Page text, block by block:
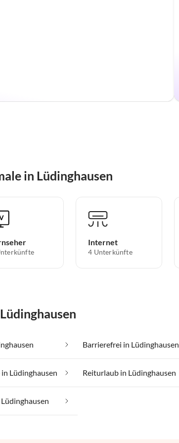
in Lüdinghausen
Internet
4 Unterkünfte
Barrierefrei in Lüdinghausen
Lüdinghausen Reiturlaub in Lüdinghausen